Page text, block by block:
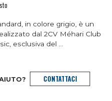
in colore grigio, è un
dal 2CV Méhari Club
esclusiva del ...
CONTATTACI